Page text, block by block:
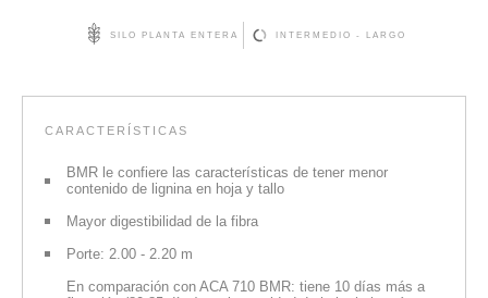
SILO PLANTA ENTERA INTERMEDIO - LARGO
CARACTERÍSTICAS
BMR le confiere las características de tener menor
contenido de lignina en hoja y tallo
Mayor digestibilidad de la fibra
Porte: 2.00 - 2.20 m
En comparación con ACA 710 BMR: tiene 10 días más a